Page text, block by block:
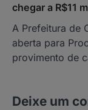
chegar a R$11
A Prefeitura de
aberta para
provimento de
Deixe um